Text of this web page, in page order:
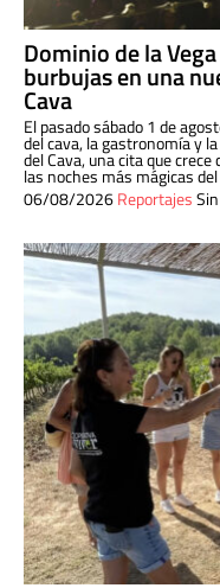
Dominio de la
burbujas en una
Cava
El pasado sábado 1 de
del cava, la gastronomía y
del Cava, una cita que
las noches más mágicas
06/08/2026Reportajes